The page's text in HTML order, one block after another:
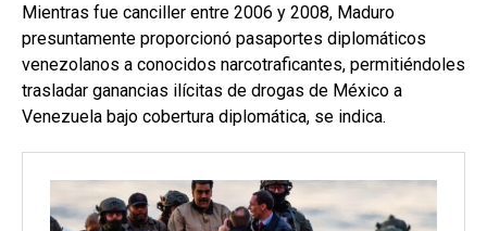
Mientras fue canciller entre 2006 y 2008, Maduro
presuntamente proporcionó pasaportes diplomáticos
venezolanos a conocidos narcotraficantes, permitiéndoles
trasladar ganancias ilícitas de drogas de México a
Venezuela bajo cobertura diplomática, se indica.